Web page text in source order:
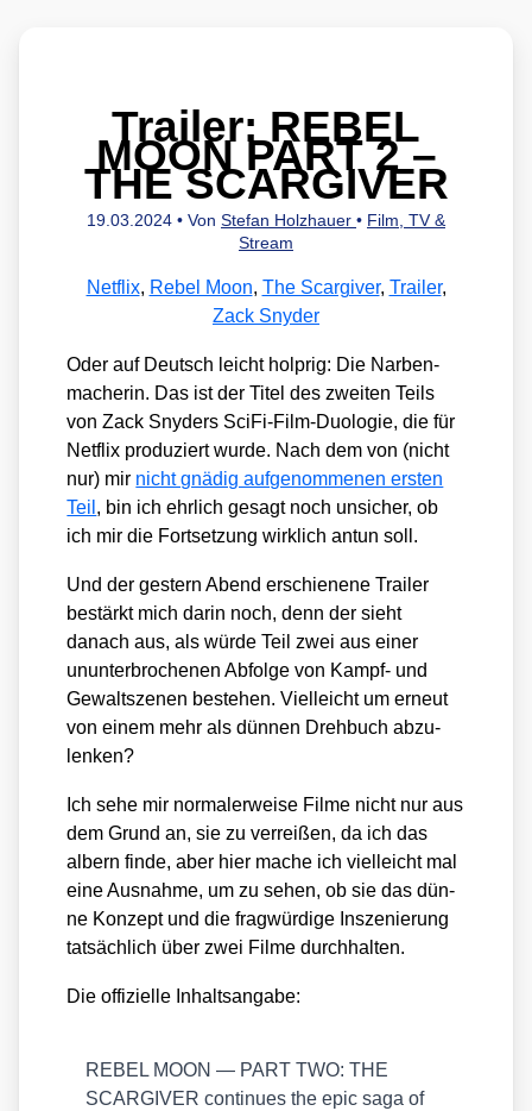
Trailer: REBEL
MOON PART 2 –
THE SCARGIVER
19.03.2024 • Von Stefan Holzhauer • Film, TV &
Stream
Netflix, Rebel Moon, The Scargiver, Trailer,
Zack Snyder
Oder auf Deutsch leicht holp­rig: Die Nar­ben­
ma­che­rin. Das ist der Titel des zwei­ten Teils
von Zack Sny­ders Sci­Fi-Film-Duo­lo­gie, die für
Net­flix pro­du­ziert wur­de. Nach dem von (nicht
nur) mir nicht gnä­dig auf­ge­nom­me­nen ers­ten
Teil , bin ich ehr­lich gesagt noch unsi­cher, ob
ich mir die Fort­set­zung wirk­lich antun soll.
Und der ges­tern Abend erschie­ne­ne Trai­ler
bestärkt mich dar­in noch, denn der sieht
danach aus, als wür­de Teil zwei aus einer
unun­ter­bro­che­nen Abfol­ge von Kampf- und
Gewalt­sze­nen bestehen. Viel­leicht um erneut
von einem mehr als dün­nen Dreh­buch abzu­
len­ken?
Ich sehe mir nor­ma­ler­wei­se Fil­me nicht nur aus
dem Grund an, sie zu ver­rei­ßen, da ich das
albern fin­de, aber hier mache ich viel­leicht mal
eine Aus­nah­me, um zu sehen, ob sie das dün­
ne Kon­zept und die frag­wür­di­ge Insze­nie­rung
tat­säch­lich über zwei Fil­me durch­hal­ten.
Die offi­zi­el­le Inhalts­an­ga­be:
REBEL MOON — PART TWO: THE
SCARGIVER con­ti­nues the epic saga of